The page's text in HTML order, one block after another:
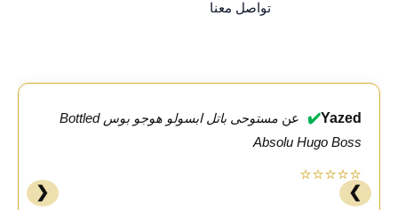
تواصل معنا
Yazed
✔️ عن
مستوحى باتل ابسولو هوجو بوس Bottled
Absolu Hugo Boss
⭐⭐⭐⭐⭐
❮ ❯